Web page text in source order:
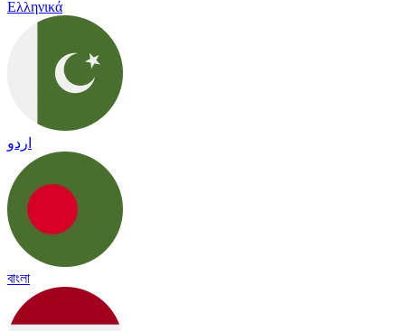
Ελληνικά
اردو
বাংলা